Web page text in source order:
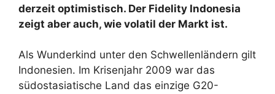
derzeit optimistisch. Der Fidelity Indonesia
zeigt aber auch, wie volatil der Markt ist.
Als Wunderkind unter den Schwellenländern gilt
Indonesien. Im Krisenjahr 2009 war das
südostasiatische Land das einzige G20-